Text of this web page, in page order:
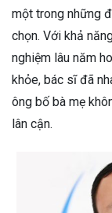
một trong những
chọn. Với khả
nghiệm lâu năm
khỏe, bác sĩ đã
ông bố bà mẹ
lân cận.